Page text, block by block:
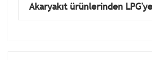
Akaryakıt ürünlerinden